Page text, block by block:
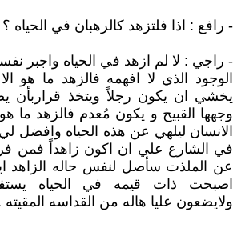
- رافع : اذا فلتزهد كالرهبان في الحياه ؟
- راجي : لا لم ازهد في الحياه واجبر
الوجود الذي لا افهمه فالزهد ما هو
يخشي ان يكون رجلاً ويتخذ قراربأن
وجهها القبيح و يكون مُعدم فالزهد ما هو
الانسان ليلهي عن هذه الحياه وافضل
في الشارع علي ان اكون زاهداً فمن
عن الملذت سأصل لنفس حاله الزاهد
اصبحت ذات قيمه في الحياه
ولايضعون عليا هاله من القداسه المقيته